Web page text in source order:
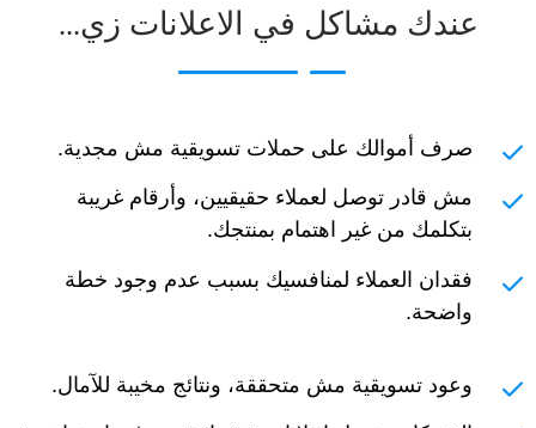
عندك مشاكل في الاعلانات زي...
صرف أموالك على حملات تسويقية مش مجدية.
مش قادر توصل لعملاء حقيقيين، وأرقام غريبة
بتكلمك من غير اهتمام بمنتجك.
فقدان العملاء لمنافسيك بسبب عدم وجود خطة
واضحة.
وعود تسويقية مش متحققة، ونتائج مخيبة للآمال.